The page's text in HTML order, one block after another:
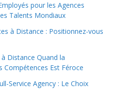
pour les Agences
Talents Mondiaux
à Distance : Positionnez-vous
Distance Quand la
Compétences Est Féroce
Service Agency : Le Choix